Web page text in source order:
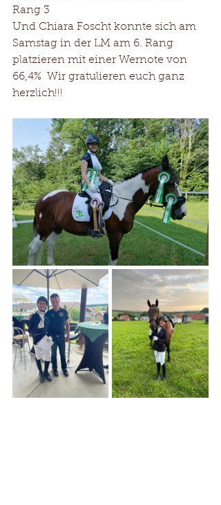
Rang 3
Und Chiara Foscht konnte sich am
Samstag in der LM am 6. Rang
platzieren mit einer Wernote von
66,4%  Wir gratulieren euch ganz
herzlich!!!